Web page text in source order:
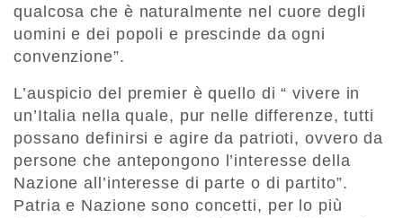
qualcosa che è naturalmente nel cuore degli
uomini e dei popoli e prescinde da ogni
convenzione”.
L’auspicio del premier è quello di “ vivere in
un’Italia nella quale, pur nelle differenze, tutti
possano definirsi e agire da patrioti, ovvero da
persone che antepongono l’interesse della
Nazione all’interesse di parte o di partito”.
Patria e Nazione sono concetti, per lo più